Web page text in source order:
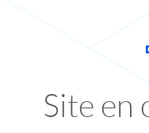
Site en